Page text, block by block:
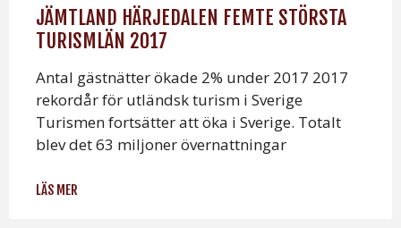
JÄMTLAND HÄRJEDALEN FEMTE STÖRSTA
TURISMLÄN 2017
Antal gästnätter ökade 2% under 2017 2017
rekordår för utländsk turism i Sverige
Turismen fortsätter att öka i Sverige. Totalt
blev det 63 miljoner övernattningar
LÄS MER